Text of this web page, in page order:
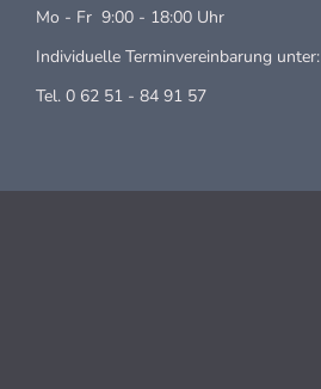
Mo - Fr 9:00 - 18:00 Uhr
Individuelle Terminvereinbarung unter:
Tel. 0 62 51 - 84 91 57